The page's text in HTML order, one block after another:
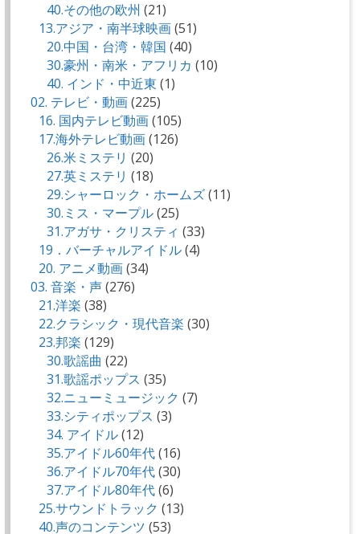
40.その他の欧州 (21)
13.アジア・南半球映画(51)
20.中国・台湾・韓国 (40)
30.豪州・南米・アフリカ (10)
40. インド・中近東 (1)
02. テレビ・動画(225)
16. 国内テレビ動画(105)
17.海外テレビ動画(126)
26.米ミステリ (20)
27.英ミステリ (18)
29.シャーロック・ホームズ(11)
30.ミス・マープル(25)
31.アガサ・クリスティ (33)
19．バーチャルアイドル(4)
20. アニメ動画(34)
03. 音楽・声(276)
21.洋楽 (38)
22.クラシック・現代音楽 (30)
23.邦楽 (129)
30.歌謡曲 (22)
31.歌謡ポップス (35)
32.ニューミュージック (7)
33.シティポップス (3)
34. アイドル(12)
35.アイドル60年代(16)
36.アイドル70年代(30)
37.アイドル80年代(6)
25.サウンドトラック (13)
40.声のコンテンツ (53)